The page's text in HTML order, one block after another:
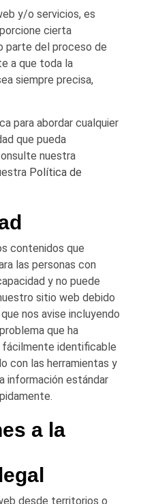
y/o servicios, es
cierta
parte del proceso de
a que toda la
siempre precisa,
para abordar cualquier
que pueda
nuestra
Política de
contenidos que
las personas con
y no puede
sitio web debido
nos avise incluyendo
que ha
fácilmente identificable
con las herramientas y
información estándar
a la
desde territorios o